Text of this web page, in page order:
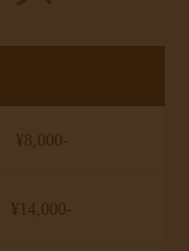
¥8,000-
¥14,000-